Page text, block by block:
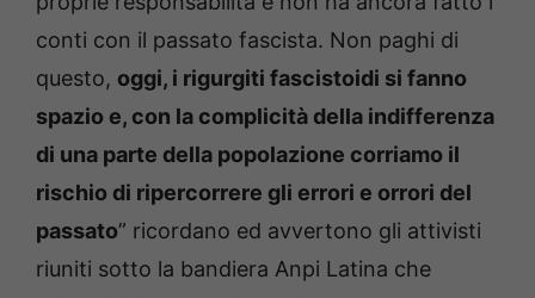
conti con il passato fascista. Non paghi di
questo, oggi, i rigurgiti fascistoidi si fanno
spazio e, con la complicità della indifferenza
di una parte della popolazione corriamo il
rischio di ripercorrere gli errori e orrori del
passato” ricordano ed avvertono gli attivisti
riuniti sotto la bandiera Anpi Latina che